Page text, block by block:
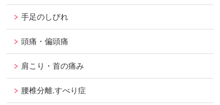
手足のしびれ
頭痛・偏頭痛
肩こり・首の痛み
腰椎分離.すべり症